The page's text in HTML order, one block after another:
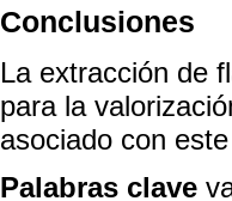
Conclusiones
La extracción de
para la
asociado con
Palabras clave